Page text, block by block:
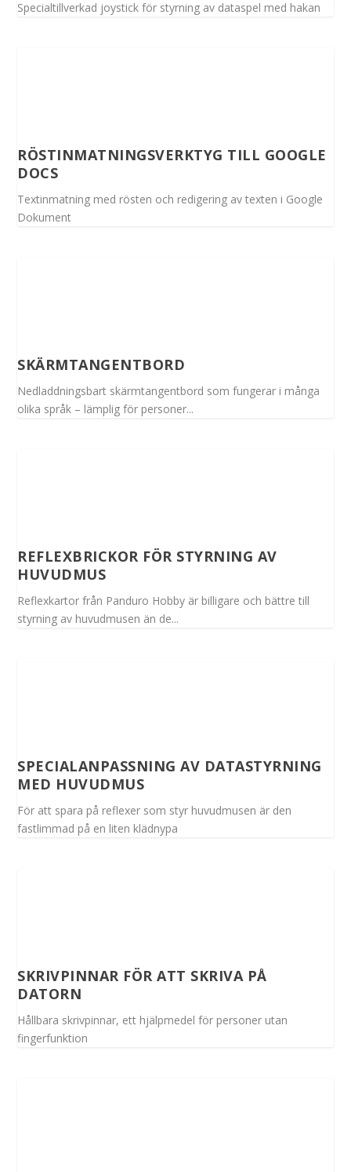
Specialtillverkad joystick för styrning av dataspel med hakan
RÖSTINMATNINGSVERKTYG TILL GOOGLE
DOCS
Textinmatning med rösten och redigering av texten i Google
Dokument
SKÄRMTANGENTBORD
Nedladdningsbart skärmtangentbord som fungerar i många
olika språk – lämplig för personer...
REFLEXBRICKOR FÖR STYRNING AV
HUVUDMUS
Reflexkartor från Panduro Hobby är billigare och bättre till
styrning av huvudmusen än de...
SPECIALANPASSNING AV DATASTYRNING
MED HUVUDMUS
För att spara på reflexer som styr huvudmusen är den
fastlimmad på en liten klädnypa
SKRIVPINNAR FÖR ATT SKRIVA PÅ
DATORN
Hållbara skrivpinnar, ett hjälpmedel för personer utan
fingerfunktion